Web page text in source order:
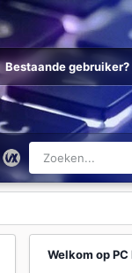
Bestaande gebruiker?
Welkom op